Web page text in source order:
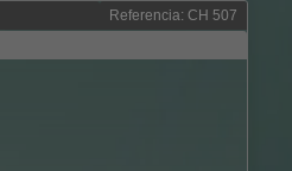
Referencia: CH 507
AYUDA